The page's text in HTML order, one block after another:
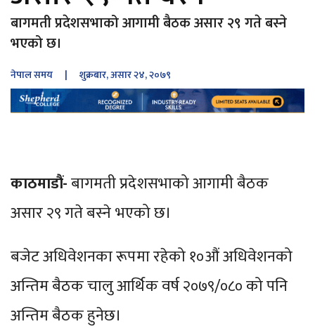
बागमती प्रदेशसभाको आगामी बैठक असार २९ गते बस्ने
भएको छ।
नेपाल समय | शुक्रबार, असार २४, २०७९
काठमाडौं-बागमती प्रदेशसभाको आगामी बैठक
असार २९ गते बस्ने भएको छ।
बजेट अधिवेशनका रूपमा रहेको १०‍‍औं अधिवेशनको
अन्तिम बैठक चालु आर्थिक वर्ष २०७९/०८० को पनि
अन्तिम बैठक हुनेछ।